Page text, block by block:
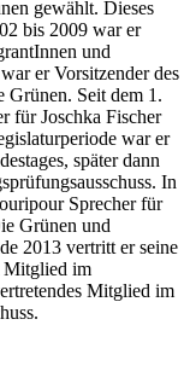
gewählt. Dieses
bis 2009 war er
und
er Vorsitzender des
Seit dem 1.
für Joschka Fischer
war er
später dann
In
Sprecher für
Grünen und
2013 vertritt er seine
Mitglied im
Mitglied im